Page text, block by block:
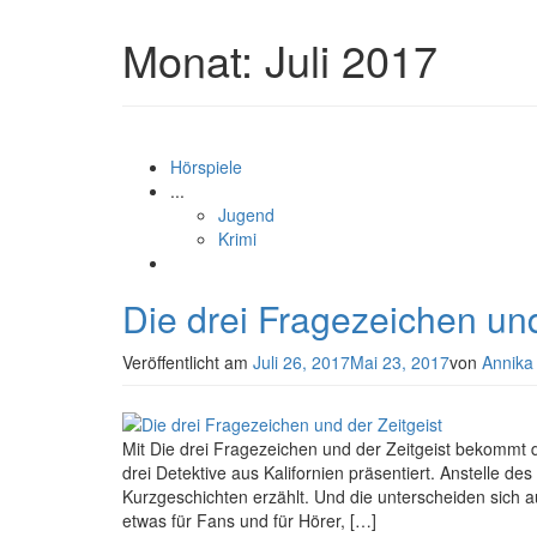
Monat: Juli 2017
Hörspiele
...
Jugend
Krimi
Die drei Fragezeichen
Veröffentlicht am Juli 26, 2017Mai 23, 2017von Annika
Mit Die drei Fragezeichen und der Zeitgeist
drei Detektive aus Kalifornien präsentiert. Anstelle
Kurzgeschichten erzählt. Und die unterscheiden sich
etwas für Fans und für Hörer, […]